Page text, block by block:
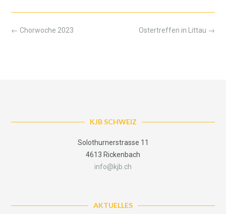
Ostertreffen in Littau →
← Chorwoche 2023
KJB SCHWEIZ
Solothurnerstrasse 11
4613 Rickenbach
info@kjb.ch
AKTUELLES